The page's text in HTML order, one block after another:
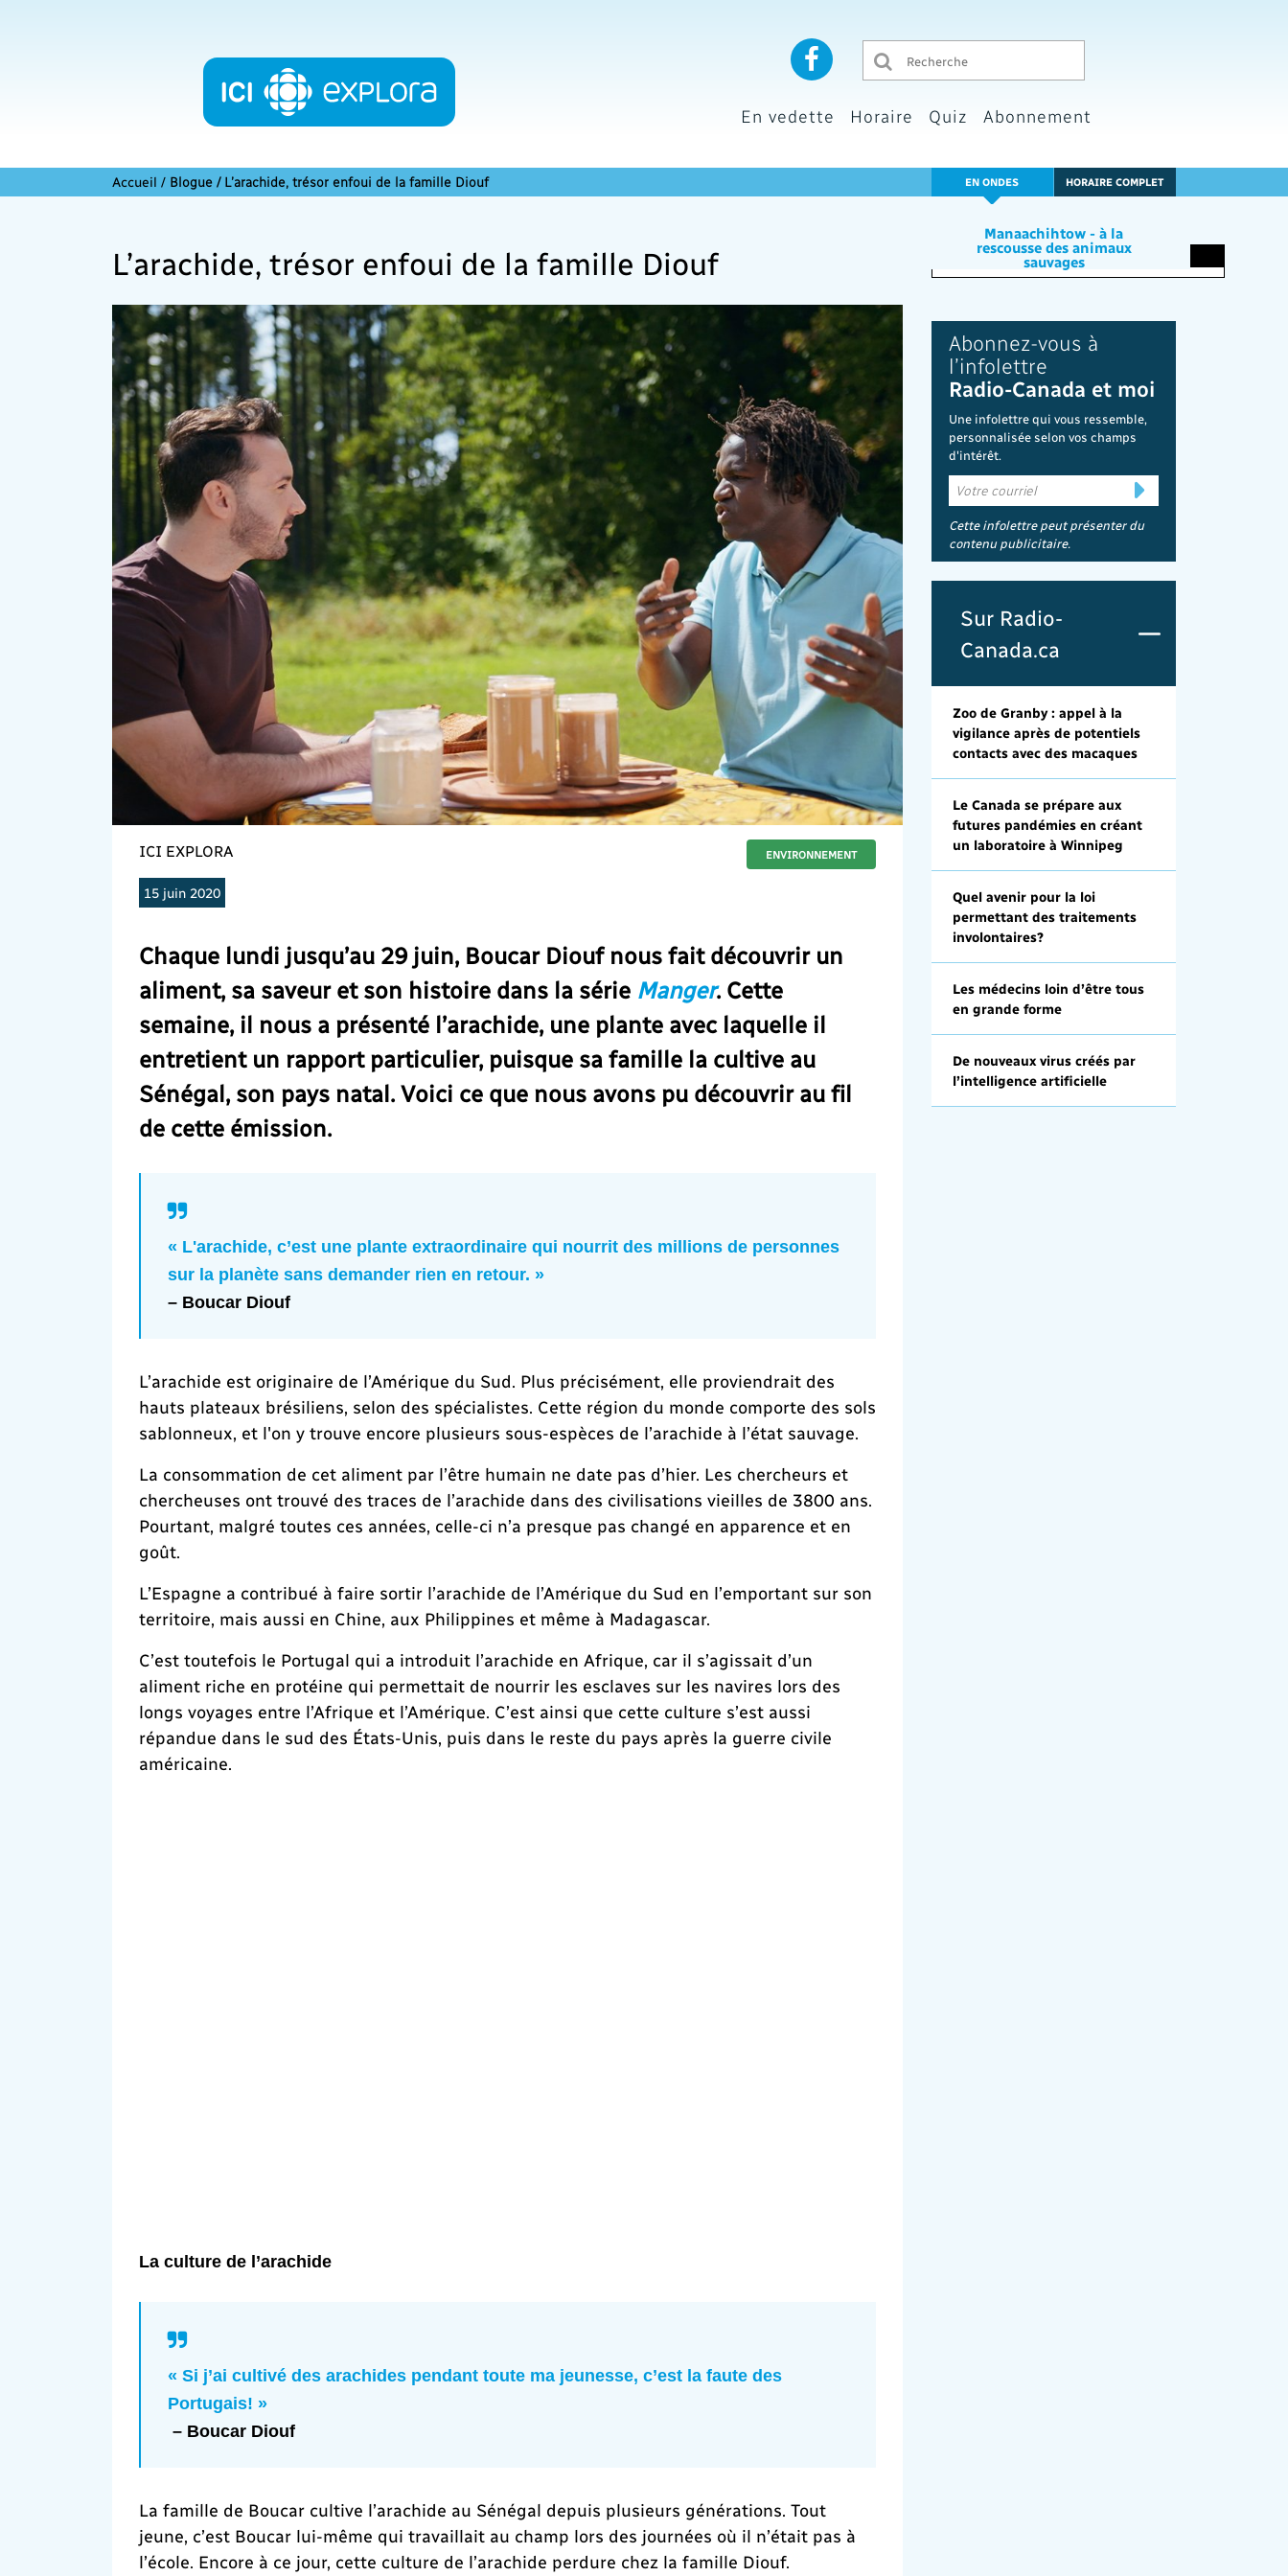
En vedette Horaire Quiz Abonnement
Accueil / Blogue / L’arachide, trésor enfoui de la famille Diouf EN ONDES HORAIRE COMPLET
Manaachihtow - à la
rescousse des animaux
sauvages
L’arachide, trésor enfoui de la famille Diouf
ICI EXPLORA
15 juin 2020
ENVIRONNEMENT
Chaque lundi jusqu’au 29 juin, Boucar Diouf nous fait découvrir un
aliment, sa saveur et son histoire dans la série Manger. Cette
semaine, il nous a présenté l’arachide, une plante avec laquelle il
entretient un rapport particulier, puisque sa famille la cultive au
Sénégal, son pays natal. Voici ce que nous avons pu découvrir au fil
de cette émission.
« L'arachide, c’est une plante extraordinaire qui nourrit des millions de personnes
sur la planète sans demander rien en retour. »
– Boucar Diouf
L’arachide est originaire de l’Amérique du Sud. Plus précisément, elle proviendrait des
hauts plateaux brésiliens, selon des spécialistes. Cette région du monde comporte des sols
sablonneux, et l'on y trouve encore plusieurs sous-espèces de l’arachide à l’état sauvage.
La consommation de cet aliment par l’être humain ne date pas d’hier. Les chercheurs et
chercheuses ont trouvé des traces de l’arachide dans des civilisations vieilles de 3800 ans.
Pourtant, malgré toutes ces années, celle-ci n’a presque pas changé en apparence et en
goût.
L’Espagne a contribué à faire sortir l’arachide de l’Amérique du Sud en l’emportant sur son
territoire, mais aussi en Chine, aux Philippines et même à Madagascar.
C’est toutefois le Portugal qui a introduit l’arachide en Afrique, car il s’agissait d’un
aliment riche en protéine qui permettait de nourrir les esclaves sur les navires lors des
longs voyages entre l’Afrique et l’Amérique. C’est ainsi que cette culture s’est aussi
répandue dans le sud des États-Unis, puis dans le reste du pays après la guerre civile
américaine.
La culture de l’arachide
« Si j’ai cultivé des arachides pendant toute ma jeunesse, c’est la faute des
Portugais! »
– Boucar Diouf
La famille de Boucar cultive l’arachide au Sénégal depuis plusieurs générations. Tout
jeune, c’est Boucar lui-même qui travaillait au champ lors des journées où il n’était pas à
l’école. Encore à ce jour, cette culture de l’arachide perdure chez la famille Diouf.
Publicité
Abonnez-vous à
l’infolettre
Radio-Canada et moi
Une infolettre qui vous ressemble,
personnalisée selon vos champs
d'intérêt.
Cette infolettre peut présenter du
contenu publicitaire.
Sur Radio-
Canada.ca
Zoo de Granby : appel à la
vigilance après de potentiels
contacts avec des macaques
Le Canada se prépare aux
futures pandémies en créant
un laboratoire à Winnipeg
Quel avenir pour la loi
permettant des traitements
involontaires?
Les médecins loin d’être tous
en grande forme
De nouveaux virus créés par
l’intelligence artificielle